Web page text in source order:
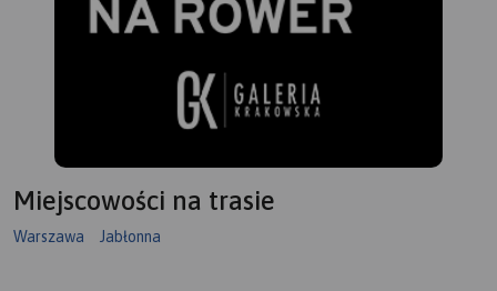
Miejscowości na trasie
Warszawa Jabłonna